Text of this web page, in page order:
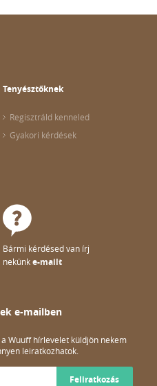
Tenyésztőknek
Regisztráld kenneled
Gyakori kérdések
Bármi kérdésed van írj
nekünke-mailt
e-mailben
Wuuff hírlevelet küldjön nekem
leiratkozhatok.
Feliratkozás